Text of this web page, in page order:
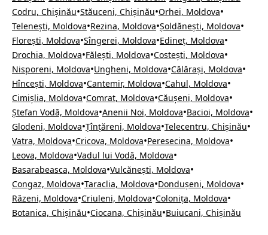
Codru, Chișinău•Stăuceni, Chișinău•Orhei, Moldova•
Telenești, Moldova•Rezina, Moldova•Șoldănești, Moldova•
Florești, Moldova•Sîngerei, Moldova•Edineț, Moldova•
Drochia, Moldova•Fălești, Moldova•Costești, Moldova•
Nisporeni, Moldova•Ungheni, Moldova•Călărași, Moldova•
Hîncești, Moldova•Cantemir, Moldova•Cahul, Moldova•
Cimișlia, Moldova•Comrat, Moldova•Căușeni, Moldova•
Ștefan Vodă, Moldova•Anenii Noi, Moldova•Bacioi, Moldova•
Glodeni, Moldova•Țînțăreni, Moldova•Telecentru, Chișinău•
Vatra, Moldova•Cricova, Moldova•Peresecina, Moldova•
Leova, Moldova•Vadul lui Vodă, Moldova•
Basarabeasca, Moldova•Vulcănești, Moldova•
Congaz, Moldova•Taraclia, Moldova•Dondușeni, Moldova•
Răzeni, Moldova•Criuleni, Moldova•Colonița, Moldova•
Botanica, Chișinău•Ciocana, Chișinău•Buiucani, Chișinău